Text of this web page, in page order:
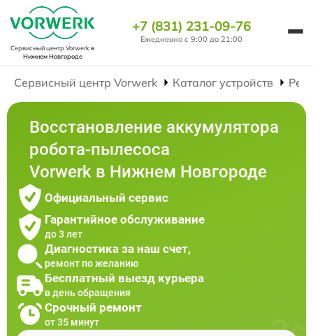
Сервисный центр Vorwerkв
Нижнем Новгороде
+7 (831) 231-09-76
Ежедневно с 9:00 до 21:00
Сервисный центр Vorwerk Каталог устройств
Восстановление аккумулятора
робота-пылесоса
Vorwerk в Нижнем Новгороде
Официальный сервис
Гарантийное обслуживание
до 3 лет
Диагностика за наш счет,
ремонт по желанию
Бесплатный выезд курьера
в день обращения
Срочный ремонт
от 35 минут